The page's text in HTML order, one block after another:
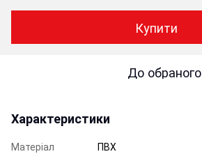
Купити
До обраного
Характеристики
Матеріал ПВХ